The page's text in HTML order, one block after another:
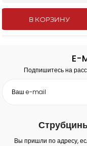
В
E-
Подпишитесь на
Вы пришли по адресу,